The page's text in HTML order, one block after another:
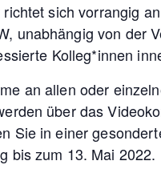
sich vorrangig
unabhängig von der
Kolleg*innen
an allen oder
über das
Sie in einer
bis zum 13. Mai 2022.